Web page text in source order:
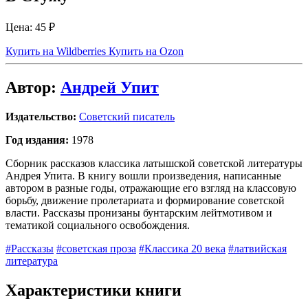
Цена: 45 ₽
Купить на Wildberries Купить на Ozon
Автор: Андрей Упит
Издательство: Советский писатель
Год издания: 1978
Сборник рассказов классика латышской советской литературы
Андрея Упита. В книгу вошли произведения, написанные
автором в разные годы, отражающие его взгляд на классовую
борьбу, движение пролетариата и формирование советской
власти. Рассказы пронизаны бунтарским лейтмотивом и
тематикой социального освобождения.
#Рассказы #советская проза #Классика 20 века #латвийская
литература
Характеристики книги